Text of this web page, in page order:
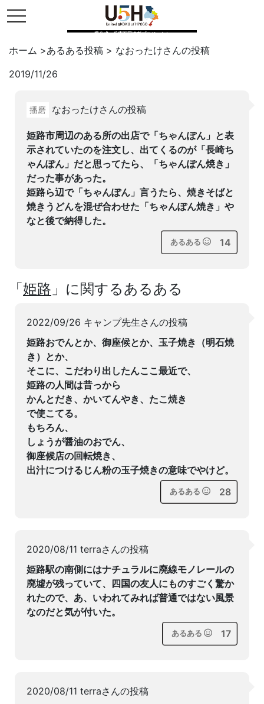
toggle navigation
県公式・兵庫五国連邦プロジェクト
ホーム >あるある投稿 > なおったけさんの投稿
2019/11/26
播磨 なおったけさんの投稿
姫路市周辺のある所の出店で「ちゃんぽん」と表
示されていたのを注文し、出てくるのが「長崎ち
ゃんぽん」だと思ってたら、「ちゃんぽん焼き」
だった事があった。
姫路ら辺で「ちゃんぽん」言うたら、焼きそばと
焼きうどんを混ぜ合わせた「ちゃんぽん焼き」や
なと後で納得した。
あるある 14
「姫路 」に関するあるある
2022/09/26 キャンプ先生さんの投稿
姫路おでんとか、御座候とか、玉子焼き（明石焼
き）とか、
そこに、こだわり出したんここ最近で、
姫路の人間は昔っから
かんとだき、かいてんやき、たこ焼き
で使こてる。
もちろん、
しょうが醤油のおでん、
御座候店の回転焼き、
出汁につけるじん粉の玉子焼きの意味でやけど。
あるある 28
2020/08/11 terraさんの投稿
姫路駅の南側にはナチュラルに廃線モノレールの
廃墟が残っていて、四国の友人にものすごく驚か
れたので、あ、いわれてみれば普通ではない風景
なのだと気が付いた。
あるある 17
2020/08/11 terraさんの投稿